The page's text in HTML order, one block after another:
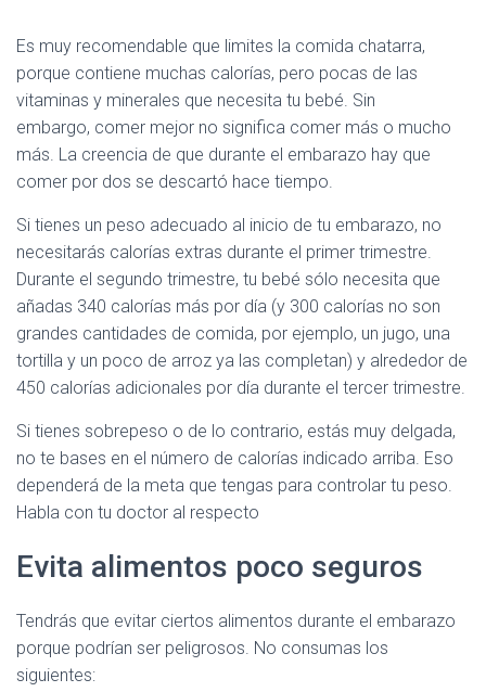
Es muy recomendable que limites la comida chatarra,
porque contiene muchas calorías, pero pocas de las
vitaminas y minerales que necesita tu bebé. Sin
embargo, comer mejor no significa comer más o mucho
más. La creencia de que durante el embarazo hay que
comer por dos se descartó hace tiempo.
Si tienes un peso adecuado al inicio de tu embarazo, no
necesitarás calorías extras durante el primer trimestre.
Durante el segundo trimestre, tu bebé sólo necesita que
añadas 340 calorías más por día (y 300 calorías no son
grandes cantidades de comida, por ejemplo, un jugo, una
tortilla y un poco de arroz ya las completan) y alrededor de
450 calorías adicionales por día durante el tercer trimestre.
Si tienes sobrepeso o de lo contrario, estás muy delgada,
no te bases en el número de calorías indicado arriba. Eso
dependerá de la meta que tengas para controlar tu peso.
Habla con tu doctor al respecto
Evita alimentos poco seguros
Tendrás que evitar ciertos alimentos durante el embarazo
porque podrían ser peligrosos. No consumas los
siguientes: